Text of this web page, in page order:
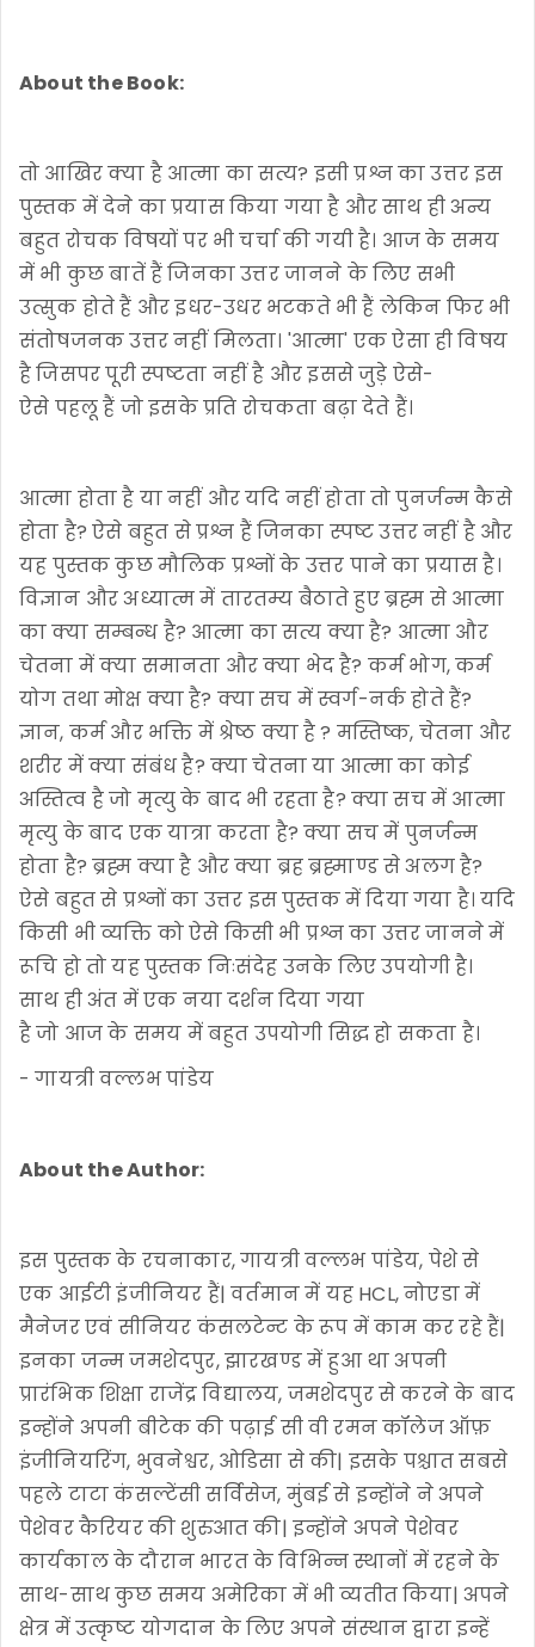
About the Book:
तो आखिर क्या है आत्मा का सत्य? इसी प्रश्न का उत्तर इस
पुस्तक में देने का प्रयास किया गया है और साथ ही अन्य
बहुत रोचक विषयों पर भी चर्चा की गयी है। आज के समय
में भी कुछ बातें हैं जिनका उत्तर जानने के लिए सभी
उत्सुक होते हैं और इधर-उधर भटकते भी हैं लेकिन फिर भी
संतोषजनक उत्तर नहीं मिलता। 'आत्मा' एक ऐसा ही विषय
है जिसपर पूरी स्पष्टता नहीं है और इससे जुड़े ऐसे-
ऐसे पहलू हैं जो इसके प्रति रोचकता बढ़ा देते हैं।
आत्मा होता है या नहीं और यदि नहीं होता तो पुनर्जन्म कैसे
होता है? ऐसे बहुत से प्रश्न हैं जिनका स्पष्ट उत्तर नहीं है और
यह पुस्तक कुछ मौलिक प्रश्नों के उत्तर पाने का प्रयास है।
विज्ञान और अध्यात्म में तारतम्य बैठाते हुए ब्रह्म से आत्मा
का क्या सम्बन्ध है? आत्मा का सत्य क्या है? आत्मा और
चेतना में क्या समानता और क्या भेद है? कर्म भोग, कर्म
योग तथा मोक्ष क्या है? क्या सच में स्वर्ग-नर्क होते हैं?
ज्ञान, कर्म और भक्ति में श्रेष्ठ क्या है ? मस्तिष्क, चेतना और
शरीर में क्या संबंध है? क्या चेतना या आत्मा का कोई
अस्तित्व है जो मृत्यु के बाद भी रहता है? क्या सच में आत्मा
मृत्यु के बाद एक यात्रा करता है? क्या सच में पुनर्जन्म
होता है? ब्रह्म क्या है और क्या ब्रह ब्रह्माण्ड से अलग है?
ऐसे बहुत से प्रश्नों का उत्तर इस पुस्तक में दिया गया है। यदि
किसी भी व्यक्ति को ऐसे किसी भी प्रश्न का उत्तर जानने में
रूचि हो तो यह पुस्तक निःसंदेह उनके लिए उपयोगी है।
साथ ही अंत में एक नया दर्शन दिया गया
है जो आज के समय में बहुत उपयोगी सिद्ध हो सकता है।
- गायत्री वल्लभ पांडेय
About the Author:
इस पुस्तक के रचनाकार, गायत्री वल्लभ पांडेय, पेशे से
एक आईटी इंजीनियर हैं| वर्तमान में यह HCL, नोएडा में
मैनेजर एवं सीनियर कंसलटेन्ट के रूप में काम कर रहे हैं|
इनका जन्म जमशेदपुर, झारखण्ड में हुआ था अपनी
प्रारंभिक शिक्षा राजेंद्र विद्यालय, जमशेदपुर से करने के बाद
इन्होंने अपनी बीटेक की पढ़ाई सी वी रमन कॉलेज ऑफ़
इंजीनियरिंग, भुवनेश्वर, ओडिसा से की| इसके पश्चात सबसे
पहले टाटा कंसल्टेंसी सर्विसेज, मुंबई से इन्होंने ने अपने
पेशेवर कैरियर की शुरुआत की| इन्होंने अपने पेशेवर
कार्यकाल के दौरान भारत के विभिन्न स्थानों में रहने के
साथ-साथ कुछ समय अमेरिका में भी व्यतीत किया| अपने
क्षेत्र में उत्कृष्ट योगदान के लिए अपने संस्थान द्वारा इन्हें